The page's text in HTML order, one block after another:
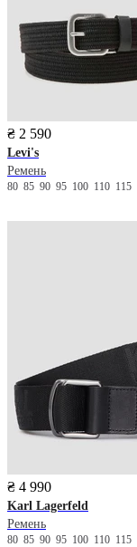
₴ 2 590
Levi's
Ремень
80 85 90 95 100 110 115
₴ 4 990
Karl Lagerfeld
Ремень
80 85 90 95 100 110 115